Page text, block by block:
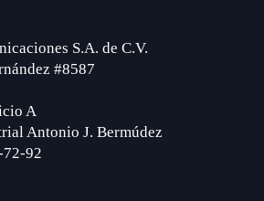
S.A. de C.V.
#8587
A
Antonio J. Bermúdez
92